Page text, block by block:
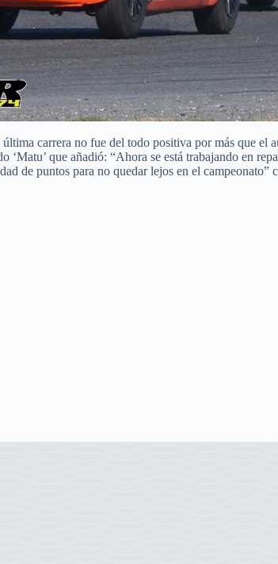
carrera no fue del todo positiva por más que
que añadió: “Ahora se está trabajando en
de puntos para no quedar lejos en el campeonato”